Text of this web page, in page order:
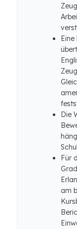
Die
Für
am